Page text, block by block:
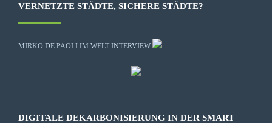
VERNETZTE STÄDTE, SICHERE STÄDTE?
MIRKO DE PAOLI IM WELT-INTERVIEW
DIGITALE DEKARBONISIERUNG IN DER SMART